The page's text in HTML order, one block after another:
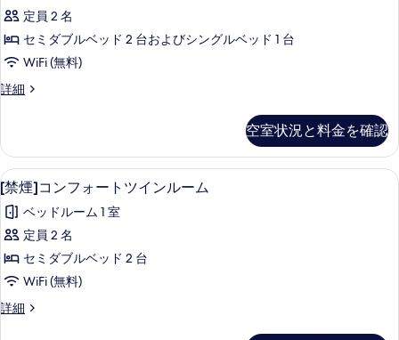
真
を
表
す
ル
ー
ム
の
て
の
写
真
を
表
す
ン
ル
ル
ム
コ
ン
フ
ー
ト
リ
プ
ル
ル
ー
ム
の
定員 2 名
セミダブルベッド 2 台およびシングルベッド 1 台
WiFi (無料)
詳細
[禁
フ
ォ
ー
ト
ト
リ
ル
ル
ム
空室状況と料金を確認
[禁
煙]
コ
ン
フ
ー
セーフティボックス (室内)、デスク
4
[禁煙]コンフォートツインルーム
ベッドルーム 1 室
定員 2 名
セミダブルベッド 2 台
WiFi (無料)
詳細
[禁